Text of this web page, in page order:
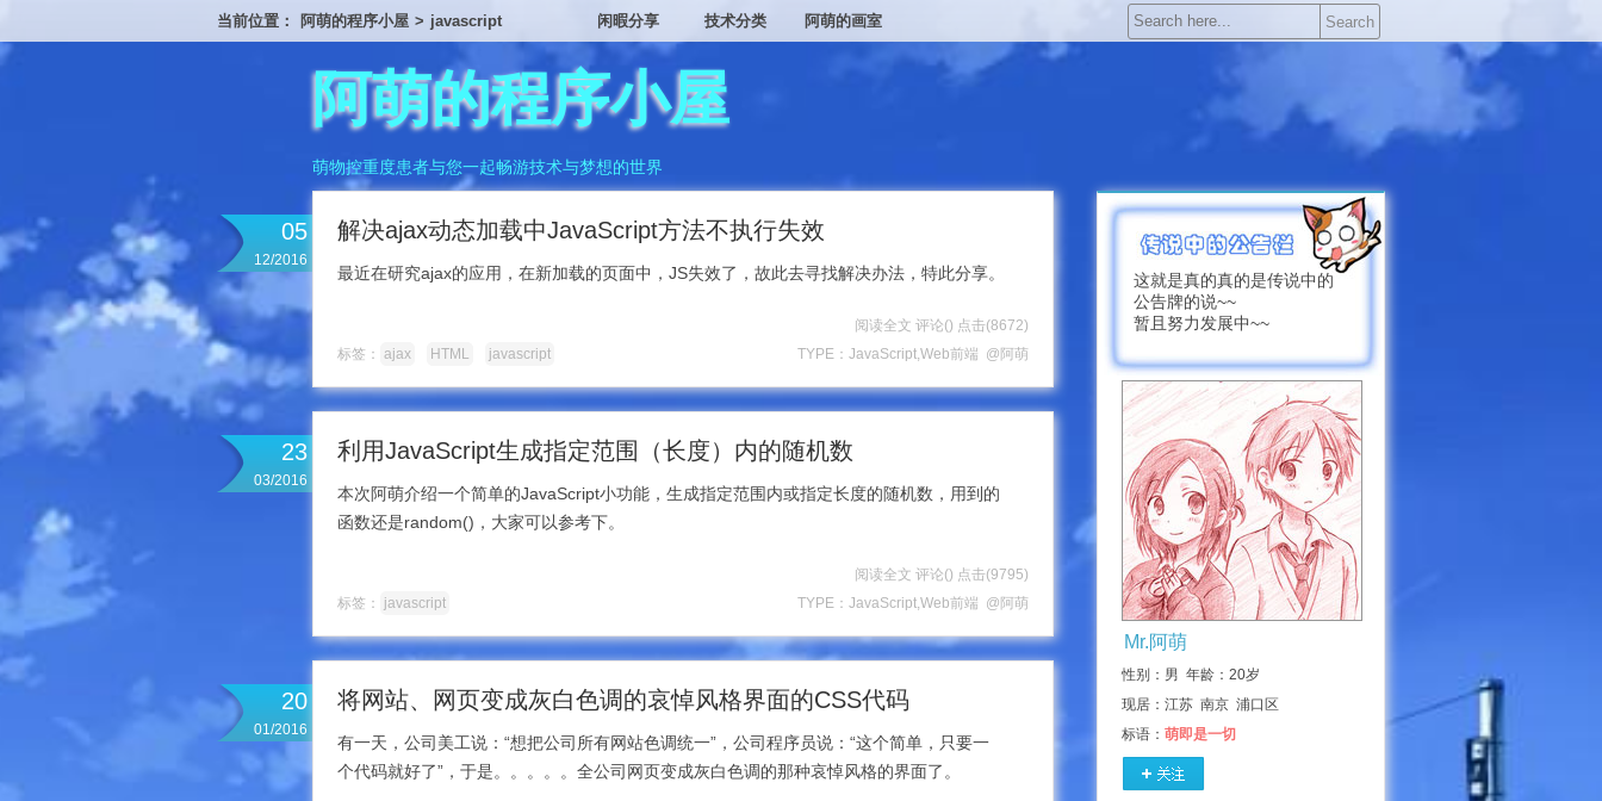
Search
闲暇分享 技术分类 阿萌的画室
当前位置： 阿萌的程序小屋 > javascript
阿萌的程序小屋
萌物控重度患者与您一起畅游技术与梦想的世界
05
12/2016
解决ajax动态加载中JavaScript方法不执行失效
最近在研究ajax的应用，在新加载的页面中，JS失效了，故此去寻找解决办法，特此分享。
阅读全文 评论() 点击(8672)
TYPE： JavaScript,Web前端 @阿萌
标签： ajax HTML javascript
23
03/2016
利用JavaScript生成指定范围（长度）内的随机数
本次阿萌介绍一个简单的JavaScript小功能，生成指定范围内或指定长度的随机数，用到的
函数还是random()，大家可以参考下。
阅读全文 评论() 点击(9795)
TYPE： JavaScript,Web前端 @阿萌
标签： javascript
20
01/2016
将网站、网页变成灰白色调的哀悼风格界面的CSS代码
有一天，公司美工说：“想把公司所有网站色调统一”，公司程序员说：“这个简单，只要一
个代码就好了”，于是。。。。。全公司网页变成灰白色调的那种哀悼风格的界面了。
这就是真的真的是传说中的
公告牌的说~~
暂且努力发展中~~
Mr.阿萌
性别：男 年龄：20岁
现居：江苏 南京 浦口区
标语： 萌即是一切